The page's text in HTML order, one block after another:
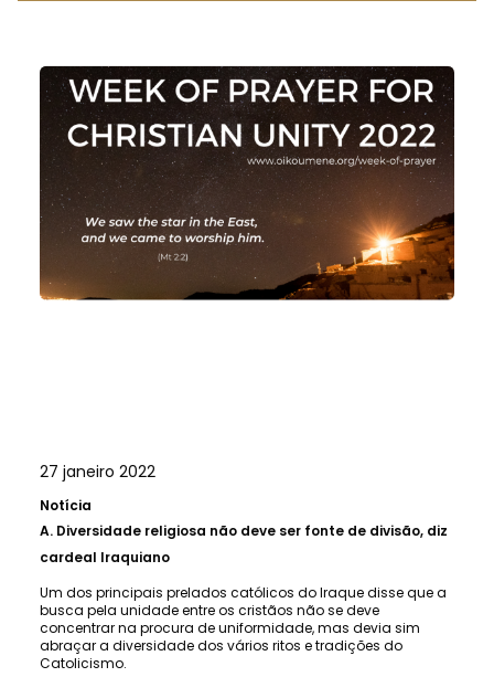
27 janeiro 2022
Notícia
A. Diversidade religiosa não deve ser fonte de divisão, diz
cardeal Iraquiano
Um dos principais prelados católicos do Iraque disse que a
busca pela unidade entre os cristãos não se deve
concentrar na procura de uniformidade, mas devia sim
abraçar a diversidade dos vários ritos e tradições do
Catolicismo.